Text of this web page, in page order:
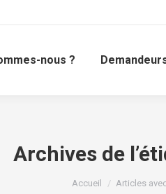
nous ?
Archives de
Accueil Articles